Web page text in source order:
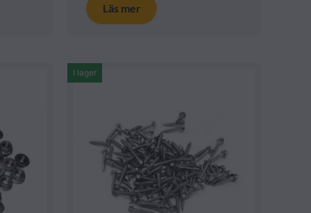
Läs mer
I lager